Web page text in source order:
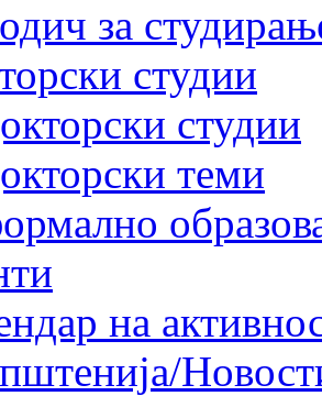
за
студии
студии
теми
на